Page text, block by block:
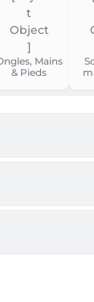
Mains
& Pieds